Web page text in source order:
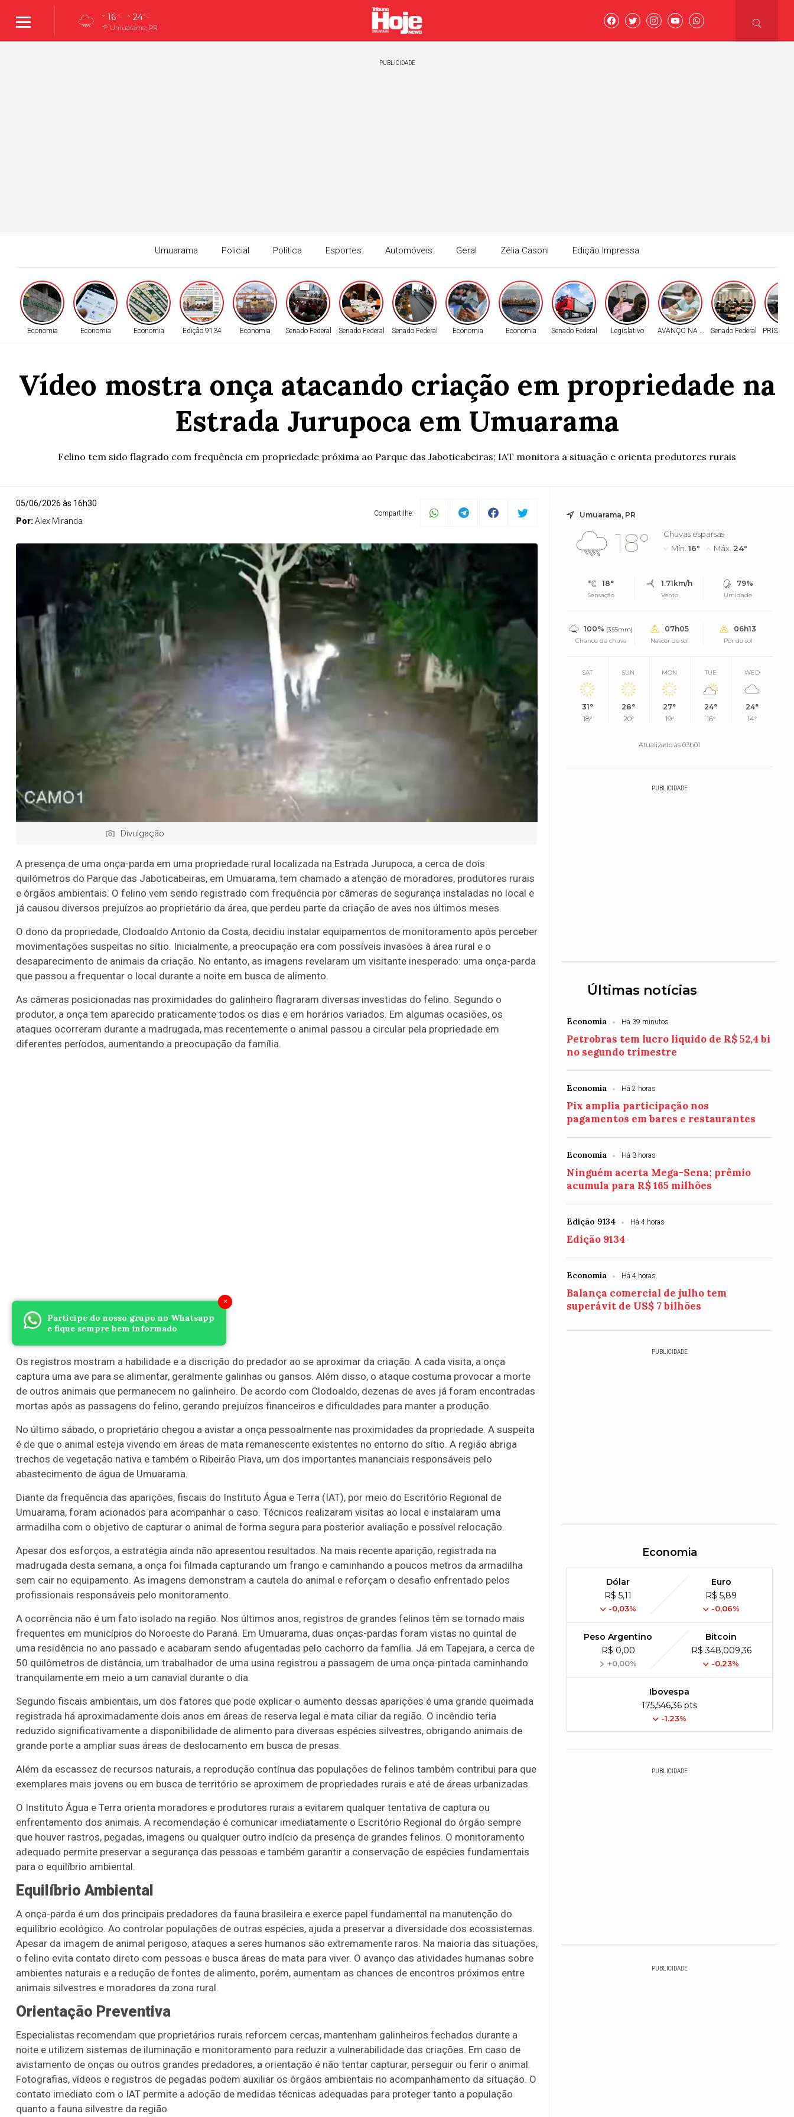
×
Participe do nosso grupo no Whatsapp
e fique sempre bem informado
16°C 24°C
Umuarama, PR
PUBLICIDADE
Umuarama Policial Política Esportes Automóveis Geral Zélia Casoni Edição Impressa
Economia Economia Economia Edição 9134 Economia Senado Federal Senado Federal Senado Federal Economia Economia Senado Federal Legislativo AVANÇO NA EDUCAÇÃO
Senado Federal PRISÃO
Vídeo mostra onça atacando criação em propriedade na
Estrada Jurupoca em Umuarama
Felino tem sido flagrado com frequência em propriedade próxima ao Parque das Jaboticabeiras; IAT monitora a situação e orienta produtores rurais
05/06/2026 às 16h30
Por:Alex Miranda
Compartilhe:
Divulgação
A presença de uma onça-parda em uma propriedade rural localizada na Estrada Jurupoca, a cerca de dois
quilômetros do Parque das Jaboticabeiras, em Umuarama, tem chamado a atenção de moradores, produtores rurais
e órgãos ambientais. O felino vem sendo registrado com frequência por câmeras de segurança instaladas no local e
já causou diversos prejuízos ao proprietário da área, que perdeu parte da criação de aves nos últimos meses.
O dono da propriedade, Clodoaldo Antonio da Costa, decidiu instalar equipamentos de monitoramento após perceber
movimentações suspeitas no sítio. Inicialmente, a preocupação era com possíveis invasões à área rural e o
desaparecimento de animais da criação. No entanto, as imagens revelaram um visitante inesperado: uma onça-parda
que passou a frequentar o local durante a noite em busca de alimento.
As câmeras posicionadas nas proximidades do galinheiro flagraram diversas investidas do felino. Segundo o
produtor, a onça tem aparecido praticamente todos os dias e em horários variados. Em algumas ocasiões, os
ataques ocorreram durante a madrugada, mas recentemente o animal passou a circular pela propriedade em
diferentes períodos, aumentando a preocupação da família.
Os registros mostram a habilidade e a discrição do predador ao se aproximar da criação. A cada visita, a onça
captura uma ave para se alimentar, geralmente galinhas ou gansos. Além disso, o ataque costuma provocar a morte
de outros animais que permanecem no galinheiro. De acordo com Clodoaldo, dezenas de aves já foram encontradas
mortas após as passagens do felino, gerando prejuízos financeiros e dificuldades para manter a produção.
No último sábado, o proprietário chegou a avistar a onça pessoalmente nas proximidades da propriedade. A suspeita
é de que o animal esteja vivendo em áreas de mata remanescente existentes no entorno do sítio. A região abriga
trechos de vegetação nativa e também o Ribeirão Piava, um dos importantes mananciais responsáveis pelo
abastecimento de água de Umuarama.
Diante da frequência das aparições, fiscais do Instituto Água e Terra (IAT), por meio do Escritório Regional de
Umuarama, foram acionados para acompanhar o caso. Técnicos realizaram visitas ao local e instalaram uma
armadilha com o objetivo de capturar o animal de forma segura para posterior avaliação e possível relocação.
Apesar dos esforços, a estratégia ainda não apresentou resultados. Na mais recente aparição, registrada na
madrugada desta semana, a onça foi filmada capturando um frango e caminhando a poucos metros da armadilha
sem cair no equipamento. As imagens demonstram a cautela do animal e reforçam o desafio enfrentado pelos
profissionais responsáveis pelo monitoramento.
A ocorrência não é um fato isolado na região. Nos últimos anos, registros de grandes felinos têm se tornado mais
frequentes em municípios do Noroeste do Paraná. Em Umuarama, duas onças-pardas foram vistas no quintal de
uma residência no ano passado e acabaram sendo afugentadas pelo cachorro da família. Já em Tapejara, a cerca de
50 quilômetros de distância, um trabalhador de uma usina registrou a passagem de uma onça-pintada caminhando
tranquilamente em meio a um canavial durante o dia.
Segundo fiscais ambientais, um dos fatores que pode explicar o aumento dessas aparições é uma grande queimada
registrada há aproximadamente dois anos em áreas de reserva legal e mata ciliar da região. O incêndio teria
reduzido significativamente a disponibilidade de alimento para diversas espécies silvestres, obrigando animais de
grande porte a ampliar suas áreas de deslocamento em busca de presas.
Além da escassez de recursos naturais, a reprodução contínua das populações de felinos também contribui para que
exemplares mais jovens ou em busca de território se aproximem de propriedades rurais e até de áreas urbanizadas.
O Instituto Água e Terra orienta moradores e produtores rurais a evitarem qualquer tentativa de captura ou
enfrentamento dos animais. A recomendação é comunicar imediatamente o Escritório Regional do órgão sempre
que houver rastros, pegadas, imagens ou qualquer outro indício da presença de grandes felinos. O monitoramento
adequado permite preservar a segurança das pessoas e também garantir a conservação de espécies fundamentais
para o equilíbrio ambiental.
Equilíbrio Ambiental
A onça-parda é um dos principais predadores da fauna brasileira e exerce papel fundamental na manutenção do
equilíbrio ecológico. Ao controlar populações de outras espécies, ajuda a preservar a diversidade dos ecossistemas.
Apesar da imagem de animal perigoso, ataques a seres humanos são extremamente raros. Na maioria das situações,
o felino evita contato direto com pessoas e busca áreas de mata para viver. O avanço das atividades humanas sobre
ambientes naturais e a redução de fontes de alimento, porém, aumentam as chances de encontros próximos entre
animais silvestres e moradores da zona rural.
Orientação Preventiva
Especialistas recomendam que proprietários rurais reforcem cercas, mantenham galinheiros fechados durante a
noite e utilizem sistemas de iluminação e monitoramento para reduzir a vulnerabilidade das criações. Em caso de
avistamento de onças ou outros grandes predadores, a orientação é não tentar capturar, perseguir ou ferir o animal.
Fotografias, vídeos e registros de pegadas podem auxiliar os órgãos ambientais no acompanhamento da situação. O
contato imediato com o IAT permite a adoção de medidas técnicas adequadas para proteger tanto a população
quanto a fauna silvestre da região
Umuarama, PR
18°
Chuvas esparsas
Mín.16° Máx. 24°
18°
Sensação
1.71km/h
Vento
79%
Umidade
100% (3.55mm)
Chance de chuva
07h05
Nascer do sol
06h13
Pôr do sol
SAT
31°
18°
SUN
28°
20°
MON
27°
19°
TUE
24°
16°
WED
24°
14°
Atualizado às 03h01
PUBLICIDADE
Últimas notícias
Economia Há 39 minutos
Petrobras tem lucro líquido de R$ 52,4 bi
no segundo trimestre
Economia Há 2 horas
Pix amplia participação nos
pagamentos em bares e restaurantes
Economia Há 3 horas
Ninguém acerta Mega-Sena; prêmio
acumula para R$ 165 milhões
Edição 9134 Há 4 horas
Edição 9134
Economia Há 4 horas
Balança comercial de julho tem
superávit de US$ 7 bilhões
PUBLICIDADE
Economia
Dólar
R$ 5,11
-0,03%
Euro
R$ 5,89
-0,06%
Peso Argentino
R$ 0,00
+0,00%
Bitcoin
R$ 348,009,36
-0,23%
Ibovespa
175,546,36 pts
-1.23%
PUBLICIDADE
PUBLICIDADE